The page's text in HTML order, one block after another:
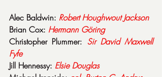
Alec Baldwin: Robert Houghwout Jackson
Brian Cox: Hermann Göring
Christopher Plummer: Sir David Maxwell
Fyfe
Jill Hennessy: Elsie Douglas